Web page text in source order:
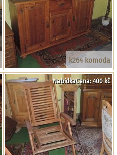
k264 komoda
NabídkaCena: 400 kč